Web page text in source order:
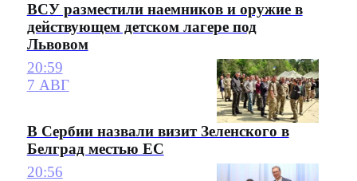
ВСУ разместили наемников и оружие в
действующем детском лагере под
Львовом
20:59
7 АВГ
В Сербии назвали визит Зеленского в
Белград местью ЕС
20:56